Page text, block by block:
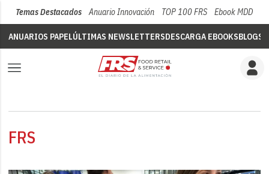
Temas Destacados Anuario Innovación TOP 100 FRS Ebook MDD
ANUARIOS PAPELÚLTIMAS NEWSLETTERSDESCARGA EBOOKSBLOGS
FRS